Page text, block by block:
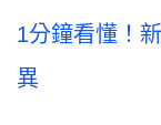
1分鐘看懂！
異